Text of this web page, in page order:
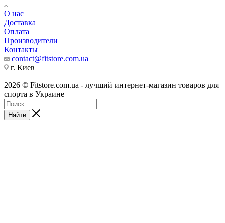
О нас
Доставка
Оплата
Производители
Контакты
contact@fitstore.com.ua
г. Киев
2026 © Fitstore.com.ua - лучший интернет-магазин товаров для
спорта в Украине
Найти